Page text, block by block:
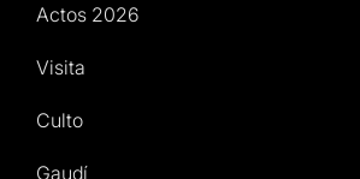
Actos 2026
Visita
Culto
Gaudí